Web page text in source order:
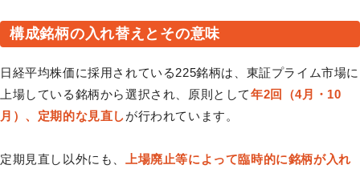
構成銘柄の入れ替えとその意味
日経平均株価に採用されている225銘柄は、東証プライム市場に
上場している銘柄から選択され、原則として年2回（4月・10
月）、定期的な見直しが行われています。
定期見直し以外にも、 上場廃止等によって臨時的に銘柄が入れ